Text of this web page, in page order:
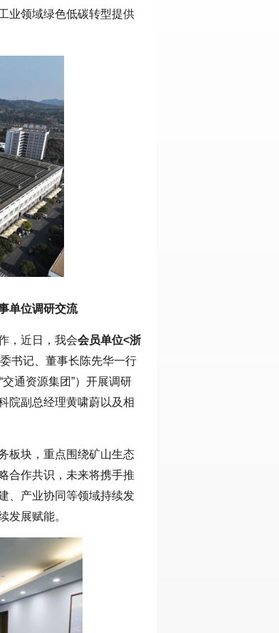
业领域绿色低碳转型提供
单位调研交流
，近日，我会会员单位<浙
委书记、董事长陈先华一行
交通资源集团”）开展调研
院副总经理黄啸蔚以及相
板块，重点围绕矿山生态
合作共识，未来将携手推
、产业协同等领域持续发
发展赋能。